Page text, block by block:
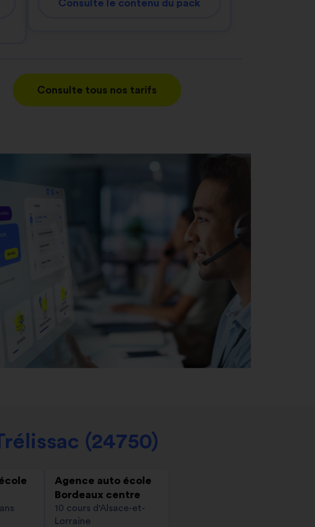
Consulte le contenu du pack
Consulte tous nos tarifs
(24750)
Agence auto école
Bordeaux centre
10 cours d'Alsace-et-
Lorraine